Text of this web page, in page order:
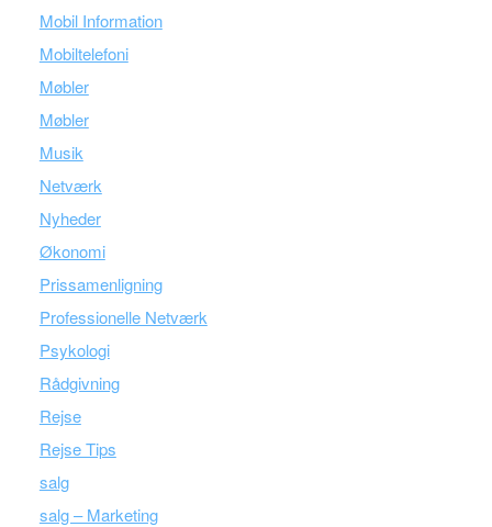
Mobil Information
Mobiltelefoni
Møbler
Møbler
Musik
Netværk
Nyheder
Økonomi
Prissamenligning
Professionelle Netværk
Psykologi
Rådgivning
Rejse
Rejse Tips
salg
salg – Marketing